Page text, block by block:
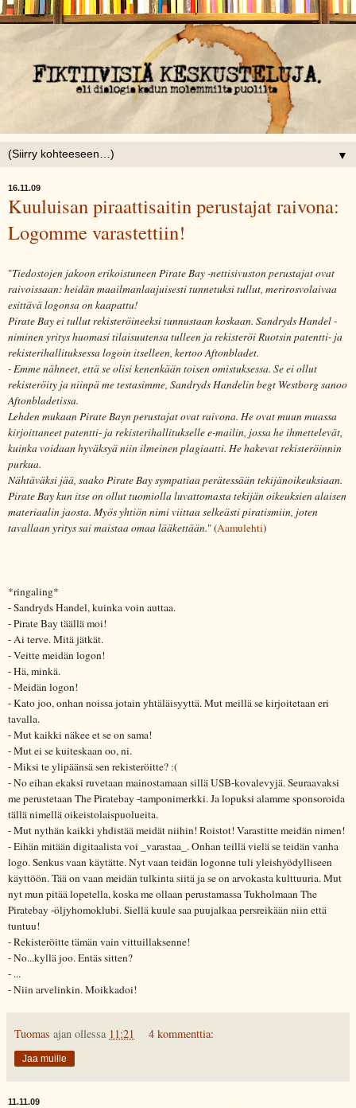
▼
16.11.09
Kuuluisan piraattisaitin perustajat raivona:
Logomme varastettiin!
"Tiedostojen jakoon erikoistuneen Pirate Bay -nettisivuston perustajat ovat
raivoissaan: heidän maailmanlaajuisesti tunnetuksi tullut, merirosvolaivaa
esittävä logonsa on kaapattu!
Pirate Bay ei tullut rekisteröineeksi tunnustaan koskaan. Sandryds Handel -
niminen yritys huomasi tilaisuutensa tulleen ja rekisteröi Ruotsin patentti- ja
rekisterihallituksessa logoin itselleen, kertoo Aftonbladet.
- Emme nähneet, että se olisi kenenkään toisen omistuksessa. Se ei ollut
rekisteröity ja niinpä me testasimme, Sandryds Handelin begt Westborg sanoo
Aftonbladetissa.
Lehden mukaan Pirate Bayn perustajat ovat raivona. He ovat muun muassa
kirjoittaneet patentti- ja rekisterihallitukselle e-mailin, jossa he ihmettelevät,
kuinka voidaan hyväksyä niin ilmeinen plagiaatti. He hakevat rekisteröinnin
purkua.
Nähtäväksi jää, saako Pirate Bay sympatiaa perätessään tekijänoikeuksiaan.
Pirate Bay kun itse on ollut tuomiolla luvattomasta tekijän oikeuksien alaisen
materiaalin jaosta. Myös yhtiön nimi viittaa selkeästi piratismiin, joten
tavallaan yritys sai maistaa omaa lääkettään." (Aamulehti)
*ringaling*
- Sandryds Handel, kuinka voin auttaa.
- Pirate Bay täällä moi!
- Ai terve. Mitä jätkät.
- Veitte meidän logon!
- Hä, minkä.
- Meidän logon!
- Kato joo, onhan noissa jotain yhtäläisyyttä. Mut meillä se kirjoitetaan eri
tavalla.
- Mut kaikki näkee et se on sama!
- Mut ei se kuiteskaan oo, ni.
- Miksi te ylipäänsä sen rekisteröitte? :(
- No eihan ekaksi ruvetaan mainostamaan sillä USB-kovalevyjä. Seuraavaksi
me perustetaan The Piratebay -tamponimerkki. Ja lopuksi alamme sponsoroida
tällä nimellä oikeistolaispuolueita.
- Mut nythän kaikki yhdistää meidät niihin! Roistot! Varastitte meidän nimen!
- Eihän mitään digitaalista voi _varastaa_. Onhan teillä vielä se teidän vanha
logo. Senkus vaan käytätte. Nyt vaan teidän logonne tuli yleishyödylliseen
käyttöön. Tää on vaan meidän tulkinta siitä ja se on arvokasta kulttuuria. Mut
nyt mun pitää lopetella, koska me ollaan perustamassa Tukholmaan The
Piratebay -öljyhomoklubi. Siellä kuule saa puujalkaa persreikään niin että
tuntuu!
- Rekisteröitte tämän vain vittuillaksenne!
- No...kyllä joo. Entäs sitten?
- ...
- Niin arvelinkin. Moikkadoi!
Tuomas ajan ollessa 11:21 4 kommenttia:
Jaa muille
11.11.09